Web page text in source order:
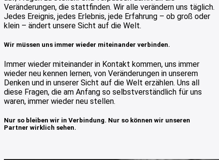
Veränderungen, die stattfinden. Wir alle verändern uns täglich.
Jedes Ereignis, jedes Erlebnis, jede Erfahrung – ob groß oder
klein – ändert unsere Sicht auf die Welt.
Wir müssen uns immer wieder miteinander verbinden.
Immer wieder miteinander in Kontakt kommen, uns immer
wieder neu kennen lernen, von Veränderungen in unserem
Denken und in unserer Sicht auf die Welt erzählen. Uns all
diese Fragen, die am Anfang so selbstverständlich für uns
waren, immer wieder neu stellen.
Nur so bleiben wir in Verbindung. Nur so können wir unseren
Partner wirklich sehen.